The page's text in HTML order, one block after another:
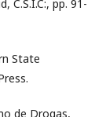
C.S.I.C:, pp. 91-
State
de Drogas,